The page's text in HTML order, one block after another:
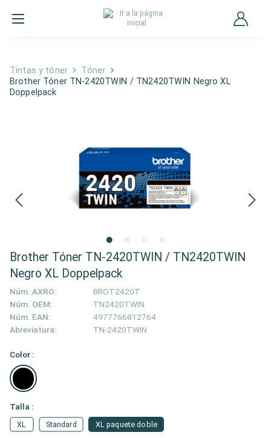
Tintas y tóner
Tóner
Brother Tóner TN-2420TWIN / TN2420TWIN Negro XL
Doppelpack
Brother Tóner TN-2420TWIN / TN2420TWIN
Negro XL Doppelpack
Núm. AXRO:
BROT2420T
Núm. OEM:
TN2420TWIN
Núm. EAN:
4977766812764
Abreviatura:
TN-2420TWIN
Color :
Talla :
XL XL paquete doble
Standard